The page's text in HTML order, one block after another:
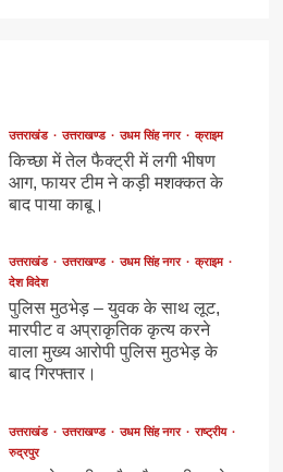
उत्तराखंड उत्तराखण्ड उधम सिंह नगर क्राइम
किच्छा में तेल फैक्ट्री में लगी भीषण
आग, फायर टीम ने कड़ी मशक्कत के
बाद पाया काबू।
उत्तराखंड उत्तराखण्ड उधम सिंह नगर
क्राइम
देश विदेश
पुलिस मुठभेड़ – युवक के साथ लूट,
मारपीट व अप्राकृतिक कृत्य करने
वाला मुख्य आरोपी पुलिस मुठभेड़ के
बाद गिरफ्तार।
उत्तराखंड उत्तराखण्ड उधम सिंह नगर
राष्ट्रीय
रुद्रपुर